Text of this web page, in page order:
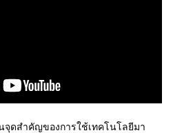
จุดสำคัญของการใช้เทคโนโลยีมา